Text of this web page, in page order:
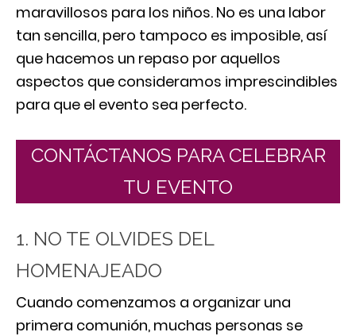
maravillosos para los niños. No es una labor
tan sencilla, pero tampoco es imposible, así
que hacemos un repaso por aquellos
aspectos que consideramos imprescindibles
para que el evento sea perfecto.
CONTÁCTANOS PARA CELEBRAR
TU EVENTO
1. NO TE OLVIDES DEL
HOMENAJEADO
Cuando comenzamos a organizar una
primera comunión, muchas personas se